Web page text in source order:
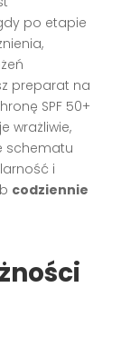
po etapie
preparat na
SPF 50+
wrażliwie,
schematu
i
codziennie